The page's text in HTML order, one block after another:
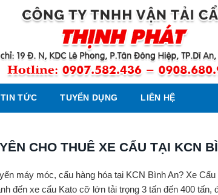
TIN TỨC TUYỂN DỤNG LIÊN HỆ
CHO THUÊ XE CẨU TẠI KCN
máy móc, cẩu hàng hóa tại KCN Bình An? Xe
đến xe cẩu Kato cỡ lớn tải trọng 3 tấn đến 400